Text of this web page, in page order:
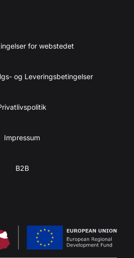
for webstedet
og Leveringsbetingelser
Impressum
B2B